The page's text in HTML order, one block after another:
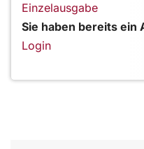
Einzelausgabe
Sie haben bereits ein
Login